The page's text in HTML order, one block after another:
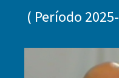
( Período